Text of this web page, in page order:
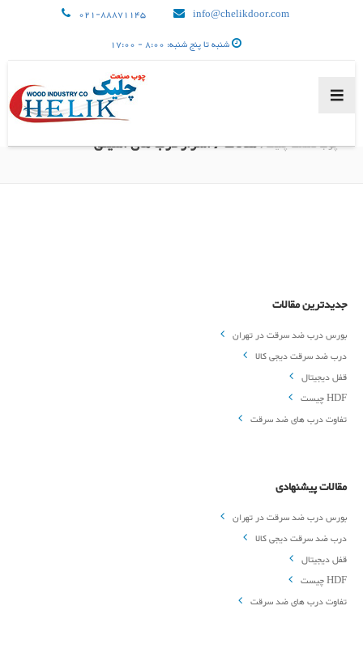
021-88871145
info@chelikdoor.com
شنبه تا پنج شنبه: 8:00 - 17:00
چوب صنعت چلیک/مقالات/اسرار درب های امنیتی
جدیدترین مقالات
بورس درب ضد سرقت در تهران
درب ضد سرقت دیجی کالا
قفل دیجیتال
HDF چیست
تفاوت درب های ضد سرقت
مقالات پیشنهادی
بورس درب ضد سرقت در تهران
درب ضد سرقت دیجی کالا
قفل دیجیتال
HDF چیست
تفاوت درب های ضد سرقت